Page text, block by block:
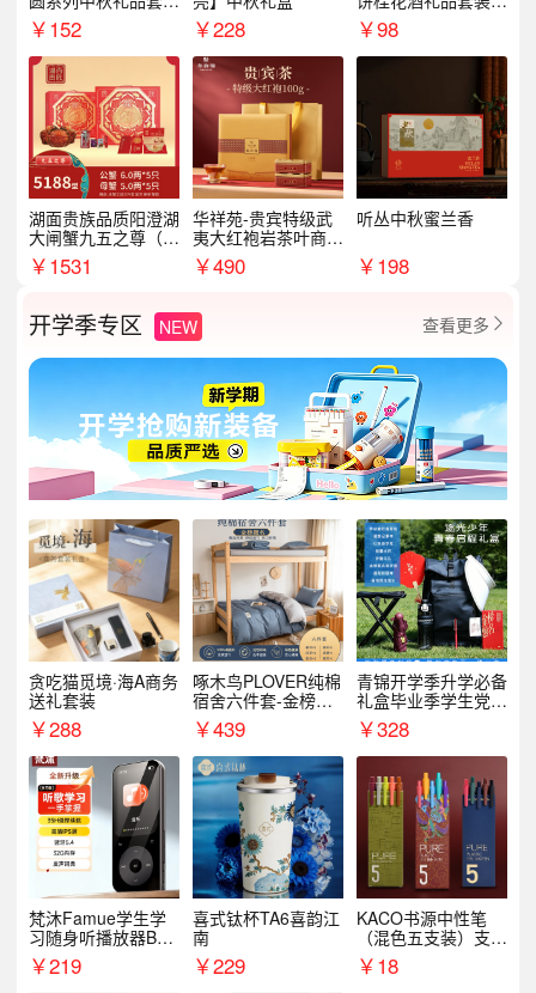
企业送客户商务伴手
礼
￥152 ￥228
AL1377
￥98
湖面贵族品质阳澄湖
大闸蟹九五之尊（卡
券）5188型
￥1531
华祥苑-贵宾特级武
夷大红袍岩茶叶商务
礼盒中秋节送长辈1
00g
￥490
听丛中秋蜜兰香
￥198
开学季专区 NEW 查看更多 
贪吃猫觅境·海A商务
送礼套装
￥288
啄木鸟PLOVER纯棉
宿舍六件套-金榜题
名
￥439
青锦开学季升学必备
礼盒毕业季学生党户
外出行备考装备礼品
￥328
梵沐Famue学生学
习随身听播放器BL1
5（64G）
￥219
喜式钛杯TA6喜韵江
南
￥229
KACO书源中性笔
（混色五支装）支持
logo定制
￥18